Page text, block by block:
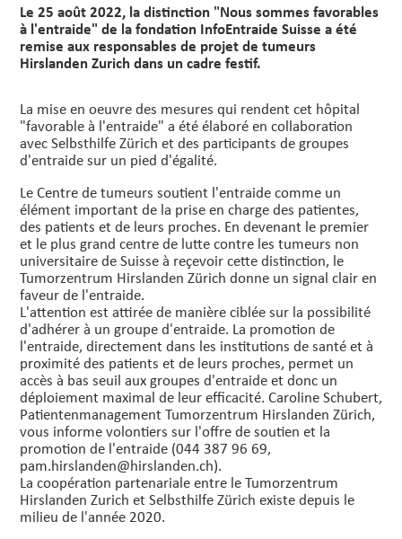
Le 25 août 2022, la distinction "Nous sommes favorables
à l'entraide" de la fondation InfoEntraide Suisse a été
remise aux responsables de projet de tumeurs
Hirslanden Zurich dans un cadre festif.
La mise en oeuvre des mesures qui rendent cet hôpital
"favorable à l'entraide" a été élaboré en collaboration
avec Selbsthilfe Zürich et des participants de groupes
d'entraide sur un pied d'égalité.
Le Centre de tumeurs soutient l'entraide comme un
élément important de la prise en charge des patientes,
des patients et de leurs proches. En devenant le premier
et le plus grand centre de lutte contre les tumeurs non
universitaire de Suisse à reçevoir cette distinction, le
Tumorzentrum Hirslanden Zürich donne un signal clair en
faveur de l'entraide.
L'attention est attirée de manière ciblée sur la possibilité
d'adhérer à un groupe d'entraide. La promotion de
l'entraide, directement dans les institutions de santé et à
proximité des patients et de leurs proches, permet un
accès à bas seuil aux groupes d'entraide et donc un
déploiement maximal de leur efficacité. Caroline Schubert,
Patientenmanagement Tumorzentrum Hirslanden Zürich,
vous informe volontiers sur l'offre de soutien et la
promotion de l'entraide (044 387 96 69,
pam.hirslanden@hirslanden.ch).
La coopération partenariale entre le Tumorzentrum
Hirslanden Zurich et Selbsthilfe Zürich existe depuis le
milieu de l'année 2020.